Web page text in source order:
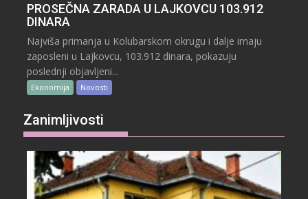
PROSEČNA ZARADA U LAJKOVCU 103.912
DINARA
Najviša primanja u Kolubarskom okrugu i dalje imaju
zaposleni u Lajkovcu, 103.912 dinara, pokazuju
poslednji objavljeni...
Ekonomija Novosti
Zanimljivosti